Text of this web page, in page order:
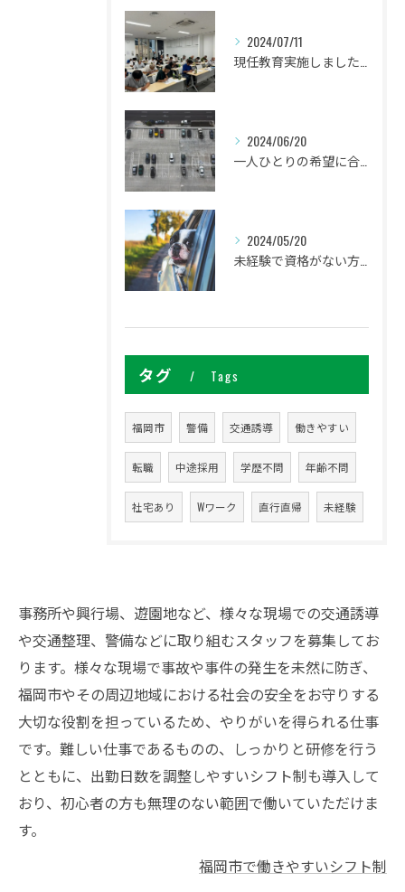
2024/07/11
2024/06/20
2024/05/20
タグ Tags
福岡市 警備 交通誘導 働きやすい
転職 中途採用 学歴不問 年齢不問
社宅あり Wワーク 直行直帰 未経験
事務所や興行場、遊園地など、様々な現場での交通誘導
や交通整理、警備などに取り組むスタッフを募集してお
ります。様々な現場で事故や事件の発生を未然に防ぎ、
福岡市やその周辺地域における社会の安全をお守りする
大切な役割を担っているため、やりがいを得られる仕事
です。難しい仕事であるものの、しっかりと研修を行う
とともに、出勤日数を調整しやすいシフト制も導入して
おり、初心者の方も無理のない範囲で働いていただけま
す。
福岡市で働きやすいシフト制